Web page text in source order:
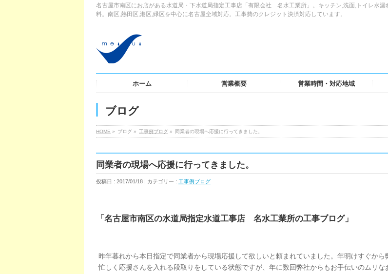
名古屋市南区にお店がある水道局・下水道局指定工事店「有限会社 名水工業所」。キッチン,洗面,トイレ水
料。南区,熱田区,港区,緑区を中心に名古屋全域対応。工事費のクレジット決済対応しています。
ホーム 営業概要 営業時間・対応地域
ブログ
HOME » ブログ » 工事例ブログ » 同業者の現場へ応援に行ってきました。
同業者の現場へ応援に行ってきました。
投稿日 : 2017/01/18 | カテゴリー : 工事例ブログ
「名古屋市南区の水道局指定水道工事店 名水工業所の工事ブログ」
昨年暮れから本日指定で同業者から現場応援して欲しいと頼まれていました。年明けすぐから
忙しく応援さんを入れる段取りをしている状態ですが、年に数回弊社からもお手伝いのムリな